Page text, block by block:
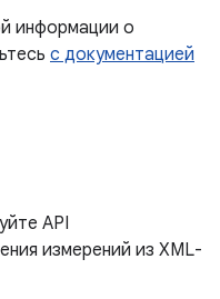
информации о
с документацией
API
измерений из XML-